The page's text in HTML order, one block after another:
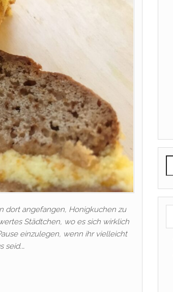
dort angefangen, Honigkuchen zu
Städtchen, wo es sich wirklich
einzulegen, wenn ihr vielleicht
seid.…